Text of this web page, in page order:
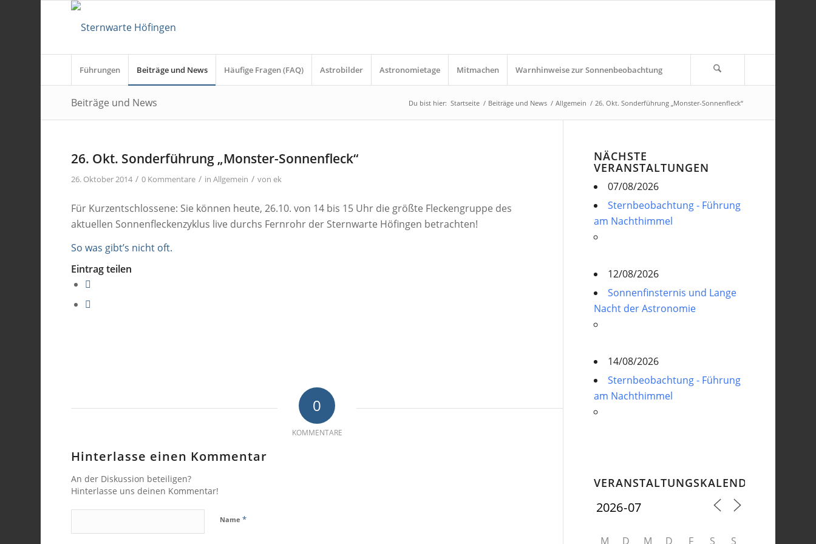
Führungen Beiträge und News Häufige Fragen (FAQ) Astrobilder Astronomietage Mitmachen Warnhinweise zur Sonnenbeobachtung
Beiträge und News Du bist hier: Startseite / Beiträge und News / Allgemein / 26. Okt. Sonderführung „Monster-Sonnenfleck“
26. Okt. Sonderführung „Monster-Sonnenfleck“
26. Oktober 2014 / 0 Kommentare / inAllgemein / vonek
Für Kurzentschlossene: Sie können heute, 26.10. von 14 bis 15 Uhr die größte Fleckengruppe des
aktuellen Sonnenfleckenzyklus live durchs Fernrohr der Sternwarte Höfingen betrachten!
So was gibt’s nicht oft.
Eintrag teilen
0
KOMMENTARE
Hinterlasse einen Kommentar
An der Diskussion beteiligen?
Hinterlasse uns deinen Kommentar!
Name*
NÄCHSTE
VERANSTALTUNGEN
07/08/2026
Sternbeobachtung - Führung
am Nachthimmel
12/08/2026
Sonnenfinsternis und Lange
Nacht der Astronomie
14/08/2026
Sternbeobachtung - Führung
am Nachthimmel
VERANSTALTUNGSKALENDER
M D M D F S S